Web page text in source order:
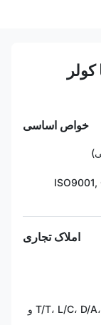
خواص اساسی
ISO9001,
املاک تجاری
T/T، L/C، D/A، Western Union، Paypal و